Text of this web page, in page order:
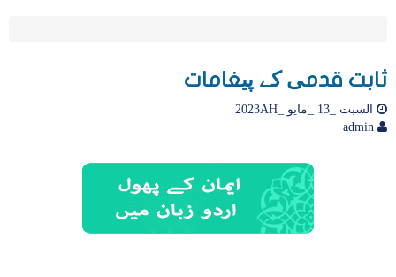
ثابت قدمی کے پیغامات
السبت _13 _مايو _2023AH